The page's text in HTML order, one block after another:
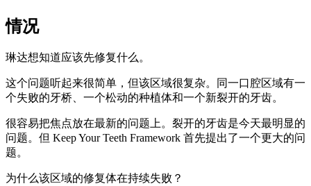
情况
琳达想知道应该先修复什么。
这个问题听起来很简单，但该区域很复杂。同一口腔区域有一
个失败的牙桥、一个松动的种植体和一个新裂开的牙齿。
很容易把焦点放在最新的问题上。裂开的牙齿是今天最明显的
问题。但 Keep Your Teeth Framework 首先提出了一个更大的问
题。
为什么该区域的修复体在持续失败？